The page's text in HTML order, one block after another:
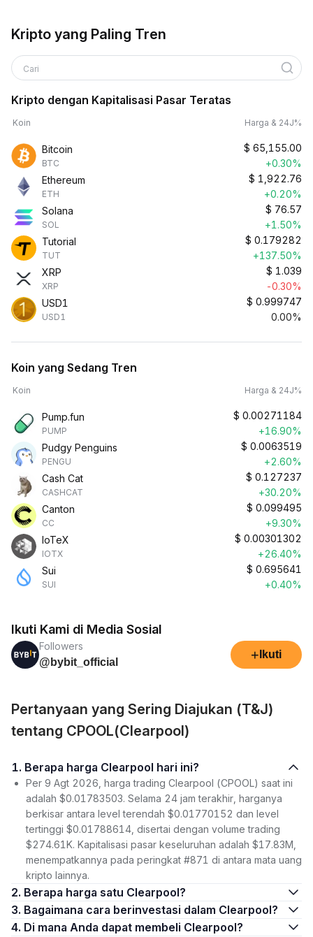
Kripto yang Paling Tren
Cari
Kripto dengan Kapitalisasi Pasar Teratas
Koin Harga & 24J%
Bitcoin
BTC
$ 65,155.00
+0.30%
Ethereum
ETH
$ 1,922.76
+0.20%
Solana
SOL
$ 76.57
+1.50%
Tutorial
TUT
$ 0.179282
+137.50%
XRP
XRP
$ 1.039
-0.30%
USD1
USD1
$ 0.999747
0.00%
Koin yang Sedang Tren
Koin Harga & 24J%
Pump.fun
PUMP
$ 0.00271184
+16.90%
Pudgy Penguins
PENGU
$ 0.0063519
+2.60%
Cash Cat
CASHCAT
$ 0.127237
+30.20%
Canton
CC
$ 0.099495
+9.30%
IoTeX
IOTX
$ 0.00301302
+26.40%
Sui
SUI
$ 0.695641
+0.40%
Ikuti Kami di Media Sosial
Followers
@bybit_official
+ Ikuti
Pertanyaan yang Sering Diajukan (T&J)
tentang CPOOL(Clearpool)
1. Berapa harga Clearpool hari ini?
Per 9 Agt 2026, harga trading Clearpool (CPOOL) saat ini
adalah $0.01783503. Selama 24 jam terakhir, harganya
berkisar antara level terendah $0.01770152 dan level
tertinggi $0.01788614, disertai dengan volume trading
$274.61K. Kapitalisasi pasar keseluruhan adalah $17.83M,
menempatkannya pada peringkat #871 di antara mata uang
kripto lainnya.
2. Berapa harga satu Clearpool?
3. Bagaimana cara berinvestasi dalam Clearpool?
4. Di mana Anda dapat membeli Clearpool?